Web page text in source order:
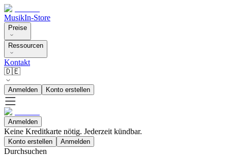
MusikIn-Store
Preise
Ressourcen
Kontakt
🇩🇪
Anmelden Konto erstellen
Anmelden
Keine Kreditkarte nötig. Jederzeit kündbar.
Konto erstellen Anmelden
Durchsuchen